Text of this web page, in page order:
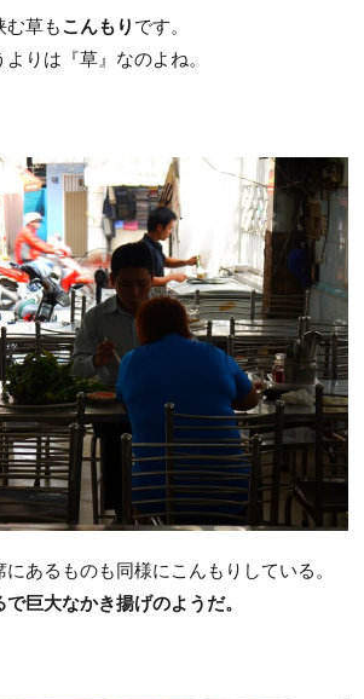
む草もこんもり です。
りは『草』なのよね。
あるものも同様にこんもりしている。
で巨大なかき揚げのようだ。